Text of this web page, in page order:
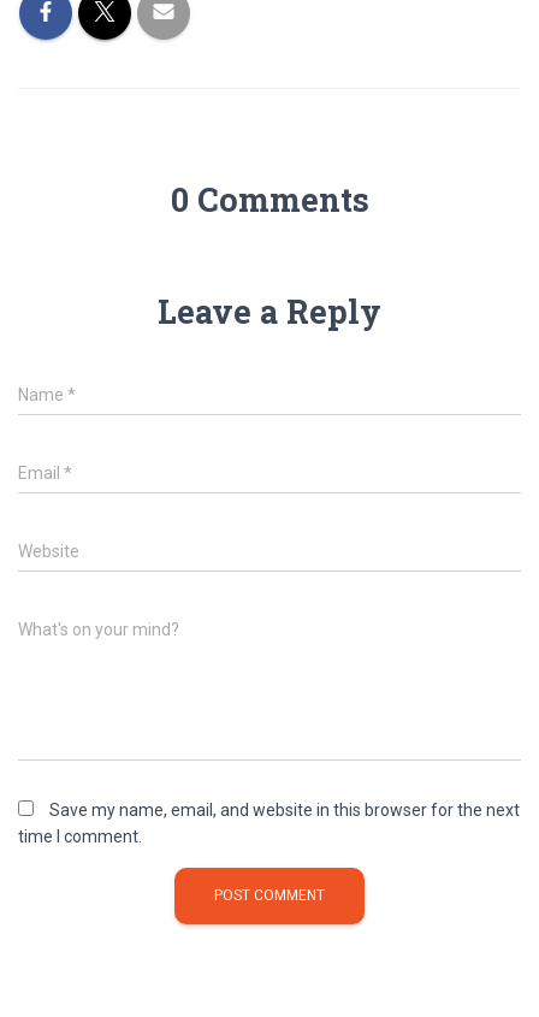
0 Comments
Leave a Reply
Name *
Email *
Website
What's on your mind?
Save my name, email, and website in this browser for the next
time I comment.